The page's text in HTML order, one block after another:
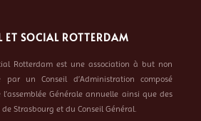
ET SOCIAL ROTTERDAM
Rotterdam est une association à but non
un Conseil d’Administration composé
l’assemblée Générale annuelle ainsi que des
Strasbourg et du Conseil Général.